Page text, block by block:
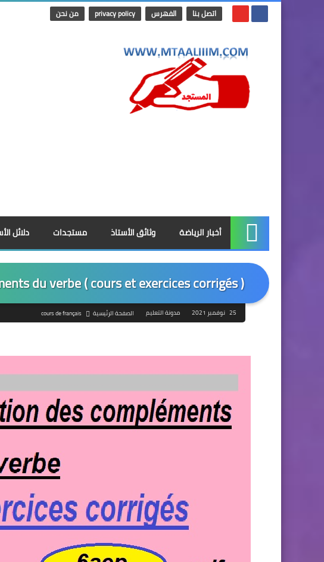
اتصل بنا الفهرس privacy policy من نحن
الرئيسية
أخبار الرياضة وثائق الأستاذ مستجدات دلائل
du verbe ( cours et exercices corrigés )
25 نوفمبر 2021 مدونة التعليم الصفحة الرئيسية cours de français